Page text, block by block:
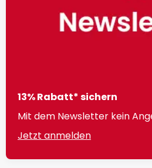
13% Rabatt* sichern
Mit dem Newsletter kein
Jetzt anmelden